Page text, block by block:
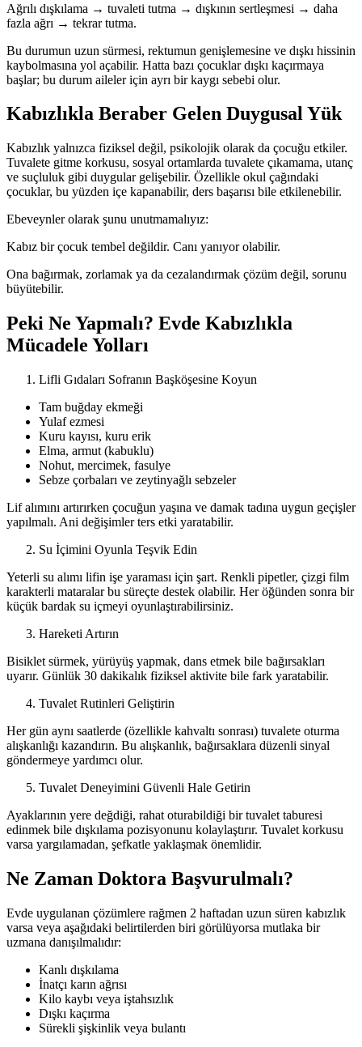
Ağrılı dışkılama → tuvaleti tutma → dışkının sertleşmesi → daha
fazla ağrı → tekrar tutma.
Bu durumun uzun sürmesi, rektumun genişlemesine ve dışkı hissinin
kaybolmasına yol açabilir. Hatta bazı çocuklar dışkı kaçırmaya
başlar; bu durum aileler için ayrı bir kaygı sebebi olur.
Kabızlıkla Beraber Gelen Duygusal Yük
Kabızlık yalnızca fiziksel değil, psikolojik olarak da çocuğu etkiler.
Tuvalete gitme korkusu, sosyal ortamlarda tuvalete çıkamama, utanç
ve suçluluk gibi duygular gelişebilir. Özellikle okul çağındaki
çocuklar, bu yüzden içe kapanabilir, ders başarısı bile etkilenebilir.
Ebeveynler olarak şunu unutmamalıyız:
Kabız bir çocuk tembel değildir. Canı yanıyor olabilir.
Ona bağırmak, zorlamak ya da cezalandırmak çözüm değil, sorunu
büyütebilir.
Peki Ne Yapmalı? Evde Kabızlıkla
Mücadele Yolları
Lifli Gıdaları Sofranın Başköşesine Koyun
Tam buğday ekmeği
Yulaf ezmesi
Kuru kayısı, kuru erik
Elma, armut (kabuklu)
Nohut, mercimek, fasulye
Sebze çorbaları ve zeytinyağlı sebzeler
Lif alımını artırırken çocuğun yaşına ve damak tadına uygun geçişler
yapılmalı. Ani değişimler ters etki yaratabilir.
Su İçimini Oyunla Teşvik Edin
Yeterli su alımı lifin işe yaraması için şart. Renkli pipetler, çizgi film
karakterli mataralar bu süreçte destek olabilir. Her öğünden sonra bir
küçük bardak su içmeyi oyunlaştırabilirsiniz.
Hareketi Artırın
Bisiklet sürmek, yürüyüş yapmak, dans etmek bile bağırsakları
uyarır. Günlük 30 dakikalık fiziksel aktivite bile fark yaratabilir.
Tuvalet Rutinleri Geliştirin
Her gün aynı saatlerde (özellikle kahvaltı sonrası) tuvalete oturma
alışkanlığı kazandırın. Bu alışkanlık, bağırsaklara düzenli sinyal
göndermeye yardımcı olur.
Tuvalet Deneyimini Güvenli Hale Getirin
Ayaklarının yere değdiği, rahat oturabildiği bir tuvalet taburesi
edinmek bile dışkılama pozisyonunu kolaylaştırır. Tuvalet korkusu
varsa yargılamadan, şefkatle yaklaşmak önemlidir.
Ne Zaman Doktora Başvurulmalı?
Evde uygulanan çözümlere rağmen 2 haftadan uzun süren kabızlık
varsa veya aşağıdaki belirtilerden biri görülüyorsa mutlaka bir
uzmana danışılmalıdır:
Kanlı dışkılama
İnatçı karın ağrısı
Kilo kaybı veya iştahsızlık
Dışkı kaçırma
Sürekli şişkinlik veya bulantı